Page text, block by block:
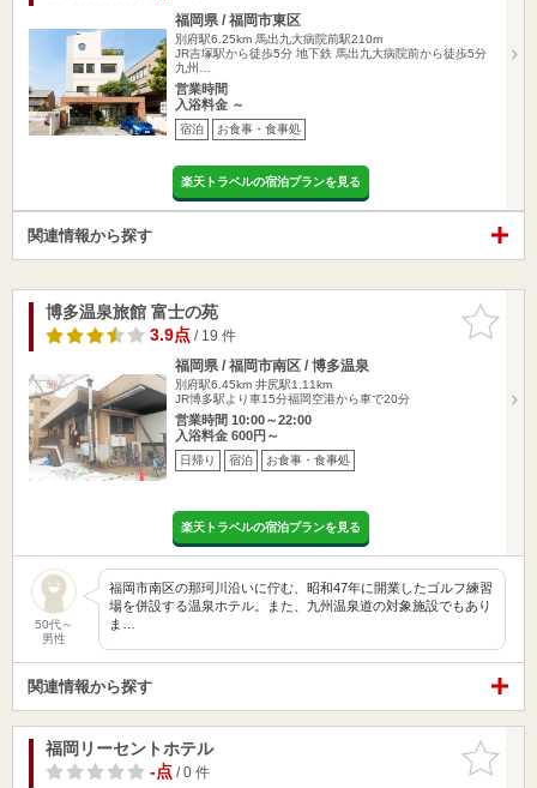
福岡県 / 福岡市東区
別府駅6.25km 馬出九大病院前駅210m
JR吉塚駅から徒歩5分 地下鉄 馬出九大病院前から徒歩5分
九州…
営業時間
入浴料金 ～
宿泊 お食事・食事処
楽天トラベルの宿泊プランを見る
関連情報から探す
お気に入
りに追加
博多温泉旅館 富士の苑
3.9点/ 19 件
福岡県 / 福岡市南区 / 博多温泉
別府駅6.45km 井尻駅1.11km
JR博多駅より車15分福岡空港から車で20分
営業時間 10:00～22:00
入浴料金 600円～
日帰り 宿泊 お食事・食事処
楽天トラベルの宿泊プランを見る
50代～
男性
福岡市南区の那珂川沿いに佇む、昭和47年に開業したゴルフ練習
場を併設する温泉ホテル。また、九州温泉道の対象施設でもあり
ま…
関連情報から探す
お気に入
りに追加
福岡リーセントホテル
-点/ 0 件